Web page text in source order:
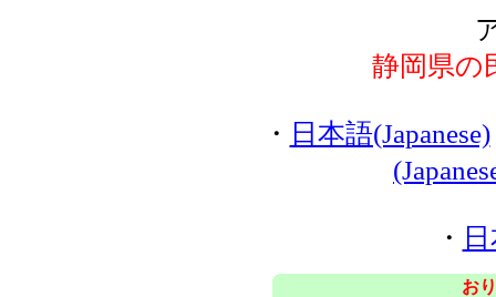
静岡県の
・ 日本語(Japanese)
・
お